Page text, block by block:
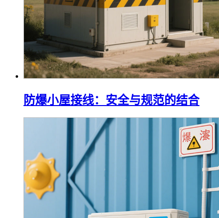
防爆小屋接线：安全与规范的结合